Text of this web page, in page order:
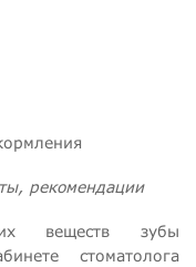
рекомендации
веществ зубы
стоматолога